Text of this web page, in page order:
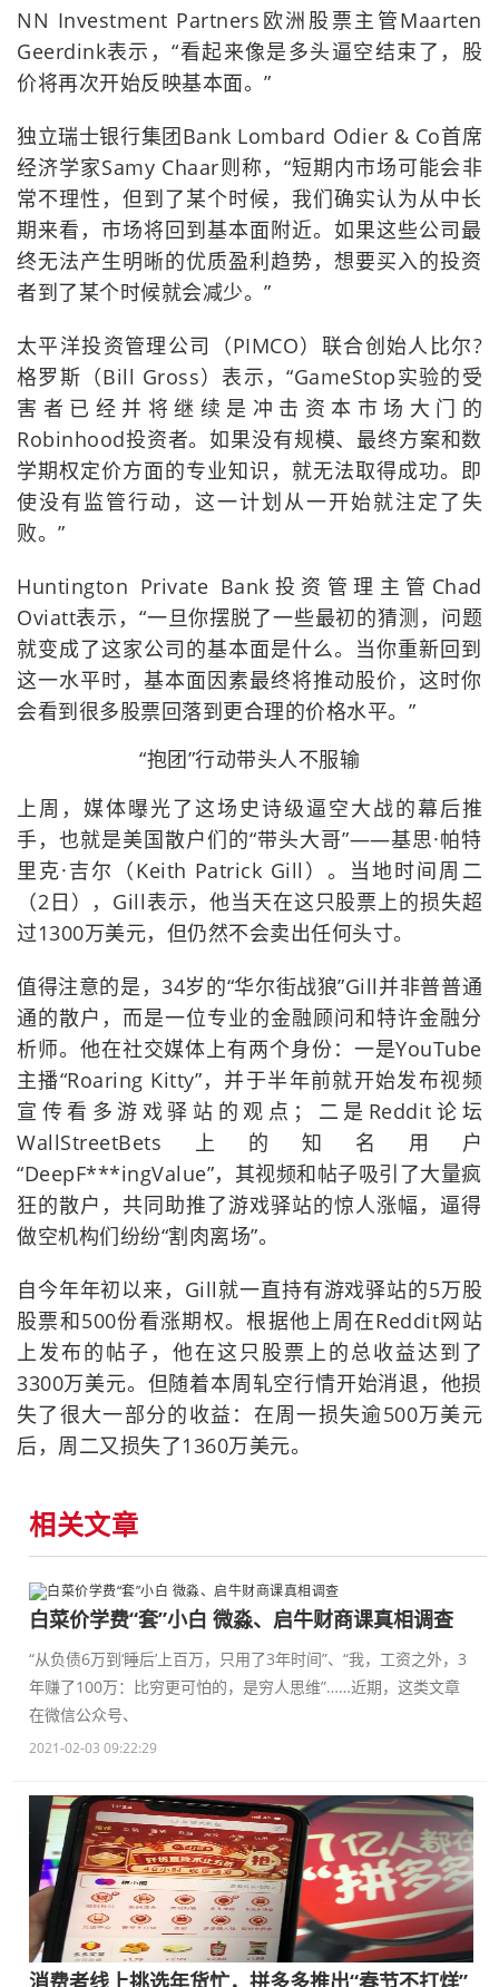
NN Investment Partners欧洲股票主管Maarten
Geerdink表示，“看起来像是多头逼空结束了，股
价将再次开始反映基本面。”
独立瑞士银行集团Bank Lombard Odier & Co首席
经济学家Samy Chaar则称，“短期内市场可能会非
常不理性，但到了某个时候，我们确实认为从中长
期来看，市场将回到基本面附近。如果这些公司最
终无法产生明晰的优质盈利趋势，想要买入的投资
者到了某个时候就会减少。”
太平洋投资管理公司（PIMCO）联合创始人比尔?
格罗斯（Bill Gross）表示，“GameStop实验的受
害者已经并将继续是冲击资本市场大门的
Robinhood投资者。如果没有规模、最终方案和数
学期权定价方面的专业知识，就无法取得成功。即
使没有监管行动，这一计划从一开始就注定了失
败。”
Huntington Private Bank投资管理主管Chad
Oviatt表示，“一旦你摆脱了一些最初的猜测，问题
就变成了这家公司的基本面是什么。当你重新回到
这一水平时，基本面因素最终将推动股价，这时你
会看到很多股票回落到更合理的价格水平。”
“抱团”行动带头人不服输
上周，媒体曝光了这场史诗级逼空大战的幕后推
手，也就是美国散户们的“带头大哥”——基思·帕特
里克·吉尔（Keith Patrick Gill）。当地时间周二
（2日），Gill表示，他当天在这只股票上的损失超
过1300万美元，但仍然不会卖出任何头寸。
值得注意的是，34岁的“华尔街战狼”Gill并非普普通
通的散户，而是一位专业的金融顾问和特许金融分
析师。他在社交媒体上有两个身份：一是YouTube
主播“Roaring Kitty”，并于半年前就开始发布视频
宣传看多游戏驿站的观点；二是Reddit论坛
WallStreetBets上的知名用户
“DeepF***ingValue”，其视频和帖子吸引了大量疯
狂的散户，共同助推了游戏驿站的惊人涨幅，逼得
做空机构们纷纷“割肉离场”。
自今年年初以来，Gill就一直持有游戏驿站的5万股
股票和500份看涨期权。根据他上周在Reddit网站
上发布的帖子，他在这只股票上的总收益达到了
3300万美元。但随着本周轧空行情开始消退，他损
失了很大一部分的收益：在周一损失逾500万美元
后，周二又损失了1360万美元。
相关文章
白菜价学费“套”小白 微淼、启牛财商课真相调查
“从负债6万到‘睡后’上百万，只用了3年时间”、“我，工资之外，3
年赚了100万：比穷更可怕的，是穷人思维”……近期，这类文章
在微信公众号、
2021-02-03 09:22:29
消费者线上挑选年货忙，拼多多推出“春节不打烊”